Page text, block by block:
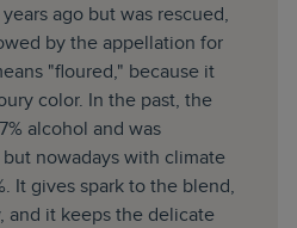
ago but was rescued,
by the appellation for
"floured," because it
color. In the past, the
alcohol and was
nowadays with climate
It gives spark to the blend,
and it keeps the delicate